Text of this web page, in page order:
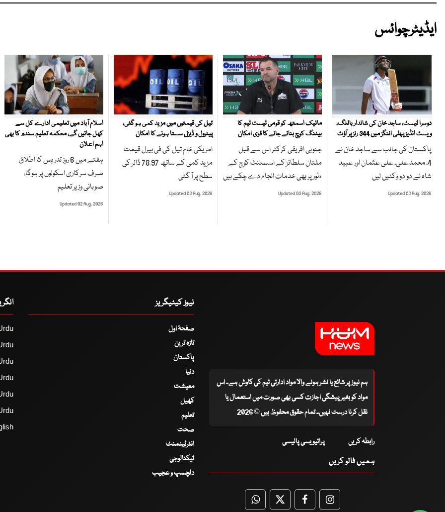
ایڈیٹرچوائس
دوسرا ٹیسٹ، ساجد خان کی شاندار بالنگ،
ویسٹ انڈیز پہلی اننگز میں 344 رنز پر آؤٹ
پاکستان کی جانب سے ساجد خان نے
4، محمد علی، علی عثمان اور عبید
شاہ نے دو دو وکٹیں لیں
Updated 03 Aug, 2026
مائیک اسمتھ کو قومی ٹیسٹ ٹیم کا
بیٹنگ کوچ بنائے جانے کا قوی امکان
جنوبی افریقی کرکٹر اس سے قبل
ملتان سلطانز کے اسسٹنٹ کوچ کے
طور پر بھی خدمات انجام دے چکے ہیں
Updated 03 Aug, 2026
تیل کی قیمتوں میں مزید کمی ہو گئی،
پیٹرول و ڈیزل سستا ہونے کا امکان
امریکی خام تیل کی فی بیرل قیمت
مزید کمی کے ساتھ 78.97 ڈالر کی
سطح پر آ گئی
Updated 03 Aug, 2026
اسلام آباد میں تعلیمی ادارے کل سے
کھل جائیں گے، محکمہ تعلیم سندھ کا بھی
اہم اعلان
ہفتے میں 6 روز تدریس کا اطلاق
صرف سرکاری اسکولوں پر ہوگا،
صوبائی وزیر تعلیم
Updated 02 Aug, 2026
ہم نیوز پر شائع یا نشر ہونے والا مواد ادارتی ٹیم کی کاوش ہے۔ اس
مواد کو بغیر پیشگی اجازت کسی بھی صورت میں استعمال یا
نقل کرنا درست نہیں۔ تمام حقوق محفوظ ہیں © 2026
رابطہ کریں پرائیویسی پالیسی
ہمیں فالو کریں
WhatsApp
TwitterFacebookFacebook
نیوز کیٹیگریز
صفحۂ اول
تازہ ترین
پاکستان
دنیا
معیشت
کھیل
تعلیم
صحت
انٹرٹینمنٹ
ٹیکنالوجی
دلچسپ و عجیب